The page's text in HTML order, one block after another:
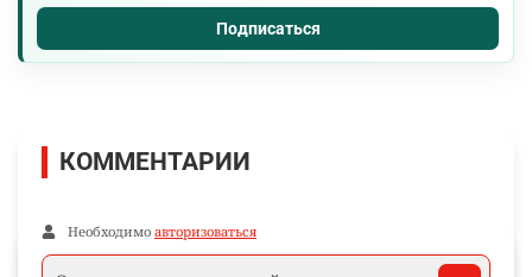
Подписаться
КОММЕНТАРИИ
Необходимо авторизоваться